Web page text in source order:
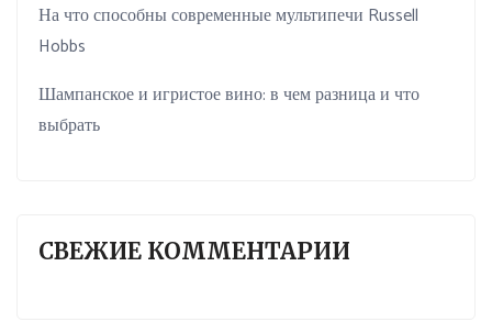
На что способны современные мультипечи Russell
Hobbs
Шампанское и игристое вино: в чем разница и что
выбрать
СВЕЖИЕ КОММЕНТАРИИ